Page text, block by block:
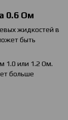
0.6 Ом
жидкостей в
быть
1.0 или 1.2 Ом.
больше